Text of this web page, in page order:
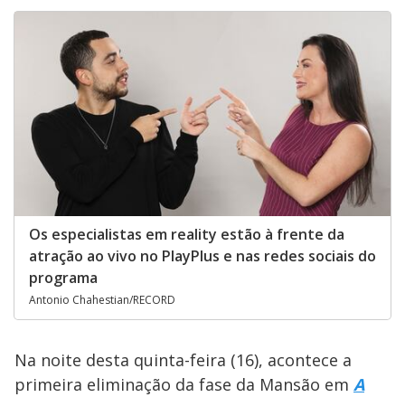
Os especialistas em reality estão à frente da
atração ao vivo no PlayPlus e nas redes sociais do
programa
Antonio Chahestian/RECORD
Na noite desta quinta-feira (16), acontece a
primeira eliminação da fase da Mansão em A